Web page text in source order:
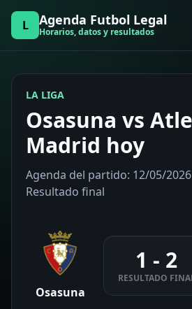
L Agenda Futbol Legal
Horarios, datos y resultados
LA LIGA
Osasuna vs
Madrid hoy
Agenda del partido: 12/05/
Resultado final
Osasuna
1 - 2
RESULTADO